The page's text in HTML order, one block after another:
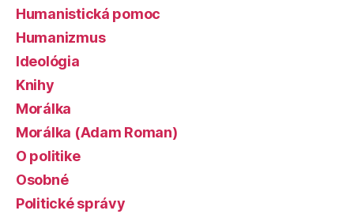
Humanistická pomoc
Humanizmus
Ideológia
Knihy
Morálka
Morálka (Adam Roman)
O politike
Osobné
Politické správy